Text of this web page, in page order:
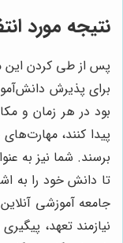
نتیجه مورد
پس از طی کردن این
برای پذیرش
بود در هر زمان و
پیدا کنند،
برسند. شما نیز به
تا دانش خود را به
جامعه آموزشی
نیازمند تعهد،